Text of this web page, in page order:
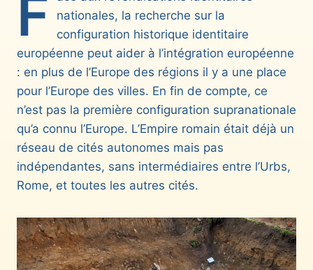
F
nationales, la recherche sur la
configuration historique identitaire
européenne peut aider à l’intégration européenne
: en plus de l’Europe des régions il y a une place
pour l’Europe des villes. En fin de compte, ce
n’est pas la première configuration supranationale
qu’a connu l’Europe. L’Empire romain était déjà un
réseau de cités autonomes mais pas
indépendantes, sans intermédiaires entre l’Urbs,
Rome, et toutes les autres cités.